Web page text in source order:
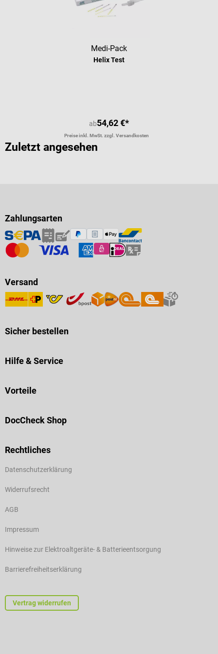
Medi-Pack
Helix Test
ab54,62 €*
Preise inkl. MwSt. zzgl. Versandkosten
Zuletzt angesehen
Zahlungsarten
Versand
Sicher bestellen
Hilfe & Service
Vorteile
DocCheck Shop
Rechtliches
Datenschutzerklärung
Widerrufsrecht
AGB
Impressum
Hinweise zur Elektroaltgeräte- & Batterieentsorgung
Barrierefreiheitserklärung
Vertrag widerrufen